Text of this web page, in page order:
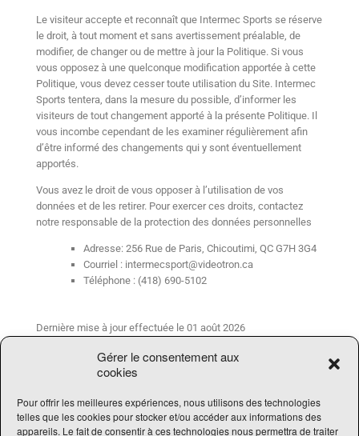
Gérer le consentement aux
cookies
Pour offrir les meilleures expériences, nous utilisons des technologies
telles que les cookies pour stocker et/ou accéder aux informations des
appareils. Le fait de consentir à ces technologies nous permettra de traiter
Le visiteur accepte et reconnaît que Intermec Sports se réserve
le droit, à tout moment et sans avertissement préalable, de
modifier, de changer ou de mettre à jour la Politique. Si vous
vous opposez à une quelconque modification apportée à cette
Politique, vous devez cesser toute utilisation du Site. Intermec
Sports tentera, dans la mesure du possible, d’informer les
visiteurs de tout changement apporté à la présente Politique. Il
vous incombe cependant de les examiner régulièrement afin
d’être informé des changements qui y sont éventuellement
apportés.
Vous avez le droit de vous opposer à l’utilisation de vos
données et de les retirer. Pour exercer ces droits, contactez
notre responsable de la protection des données personnelles
Adresse: 256 Rue de Paris, Chicoutimi, QC G7H 3G4
Courriel : intermecsport@videotron.ca
Téléphone : (418) 690-5102
Dernière mise à jour effectuée le 01 août 2026
Tous droits réservés Intermec Sports